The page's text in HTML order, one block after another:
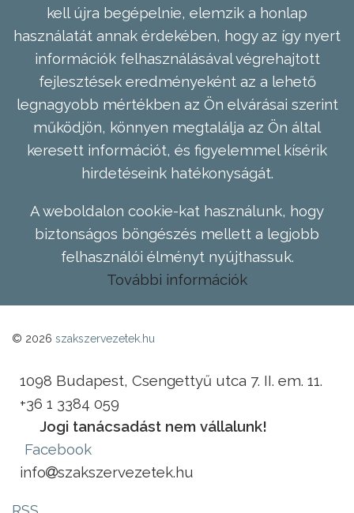
kell újra begépelnie, elemzik a honlap
használatát annak érdekében, hogy az így nyert
információk felhasználásával végrehajtott
fejlesztések eredményeként az a lehető
legnagyobb mértékben az Ön elvárásai szerint
működjön, könnyen megtalálja az Ön által
keresett információt, és figyelemmel kísérik
hirdetéseink hatékonyságát.
A weboldalon cookie-kat használunk, hogy
biztonságos böngészés mellett a legjobb
felhasználói élményt nyújthassuk.
További információk
© 2026 szakszervezetek.hu
1098 Budapest, Csengettyű utca 7. II. em. 11.
+36 1 3384 059
Jogi tanácsadást nem vállalunk!
Facebook
info
szakszervezetek.hu